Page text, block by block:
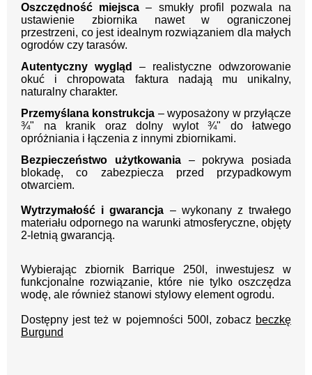
Oszczędność miejsca – smukły profil pozwala na
ustawienie zbiornika nawet w ograniczonej
przestrzeni, co jest idealnym rozwiązaniem dla małych
ogrodów czy tarasów.
Autentyczny wygląd
– realistyczne odwzorowanie
okuć i chropowata faktura nadają mu unikalny,
naturalny charakter.
Przemyślana konstrukcja – wyposażony w przyłącze
¾" na kranik oraz dolny wylot ¾" do łatwego
opróżniania i łączenia z innymi zbiornikami.
Bezpieczeństwo użytkowania– pokrywa posiada
blokadę, co zabezpiecza przed przypadkowym
otwarciem.
Wytrzymałość i gwarancja – wykonany z trwałego
materiału odpornego na warunki atmosferyczne, objęty
2-letnią gwarancją.
Wybierając zbiornik Barrique 250l, inwestujesz w
funkcjonalne rozwiązanie, które nie tylko oszczędza
wodę, ale również stanowi stylowy element ogrodu.
Dostępny jest też w pojemności 500l, zobacz beczkę
Burgund